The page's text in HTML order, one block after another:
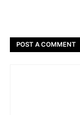
POST A COMMENT